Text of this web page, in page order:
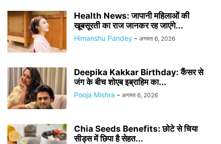
Health News: जापानी महिलाओं की
खूबसूरती का राज जानकर रह जाएंगे...
Himanshu Pandey - अगस्त 6, 2026
Deepika Kakkar Birthday: कैंसर से
जंग के बीच शोएब इब्राहिम का...
Pooja Mishra - अगस्त 6, 2026
Chia Seeds Benefits: छोटे से चिया
सीड्स में छिपा है सेहत...